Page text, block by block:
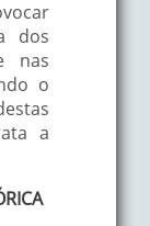
dos
nas
o
a